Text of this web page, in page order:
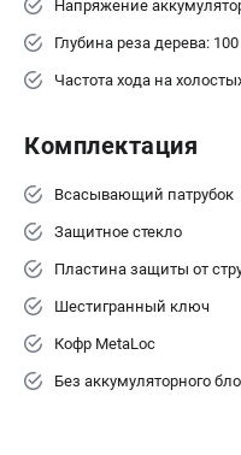
+7 (911) 360-
Напряжение
Глубина реза дерева:
Частота хода на
Комплектация
Всасывающий патрубок
Защитное стекло
Пластина защиты от
Шестигранный ключ
Кофр MetaLoc
Без аккумуляторного